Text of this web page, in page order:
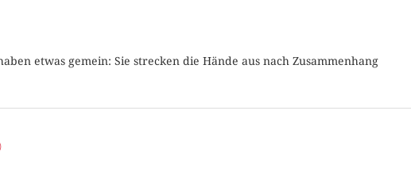
etwas gemein: Sie strecken die Hände aus nach Zusammenhang